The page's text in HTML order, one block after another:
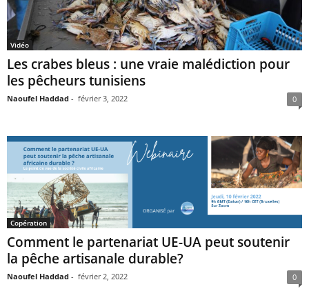
Vidéo
Les crabes bleus : une vraie malédiction pour
les pêcheurs tunisiens
Naoufel Haddad - février 3, 2022 0
Copération
Comment le partenariat UE-UA peut soutenir
la pêche artisanale durable?
Naoufel Haddad - février 2, 2022 0